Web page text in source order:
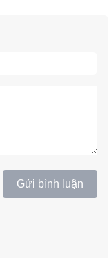
Gửi bình luận